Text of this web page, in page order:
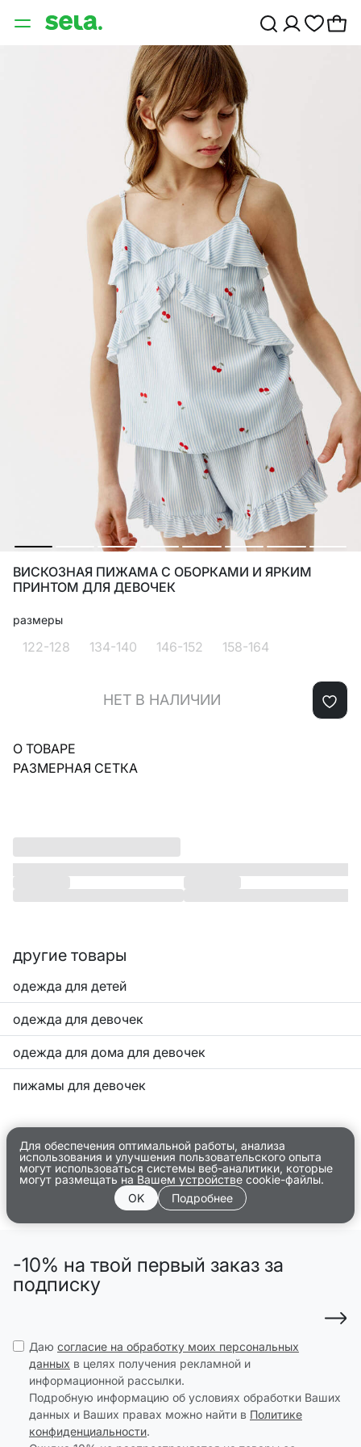
ВИСКОЗНАЯ ПИЖАМА С ОБОРКАМИ И ЯРКИМ
ПРИНТОМ ДЛЯ ДЕВОЧЕК
размеры
122-128 134-140 146-152 158-164
НЕТ В НАЛИЧИИ
О ТОВАРЕ
РАЗМЕРНАЯ СЕТКА
другие товары
одежда для детей
одежда для девочек
одежда для дома для девочек
пижамы для девочек
Для обеспечения оптимальной работы, анализа
использования и улучшения пользовательского опыта
могут использоваться системы веб-аналитики, которые
могут размещать на Вашем устройстве cookie-файлы.
OK
Подробнее
-10% на твой первый заказ за
подписку
Даю согласие на обработку моих персональных
данных в целях получения рекламной и
информационной рассылки.
Подробную информацию об условиях обработки Ваших
данных и Ваших правах можно найти в Политике
конфиденциальности.